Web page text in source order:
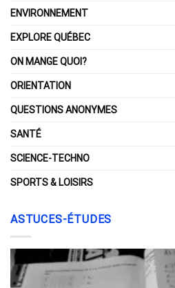
ENVIRONNEMENT
EXPLORE QUÉBEC
ON MANGE QUOI?
ORIENTATION
QUESTIONS ANONYMES
SANTÉ
SCIENCE-TECHNO
SPORTS & LOISIRS
ASTUCES-ÉTUDES